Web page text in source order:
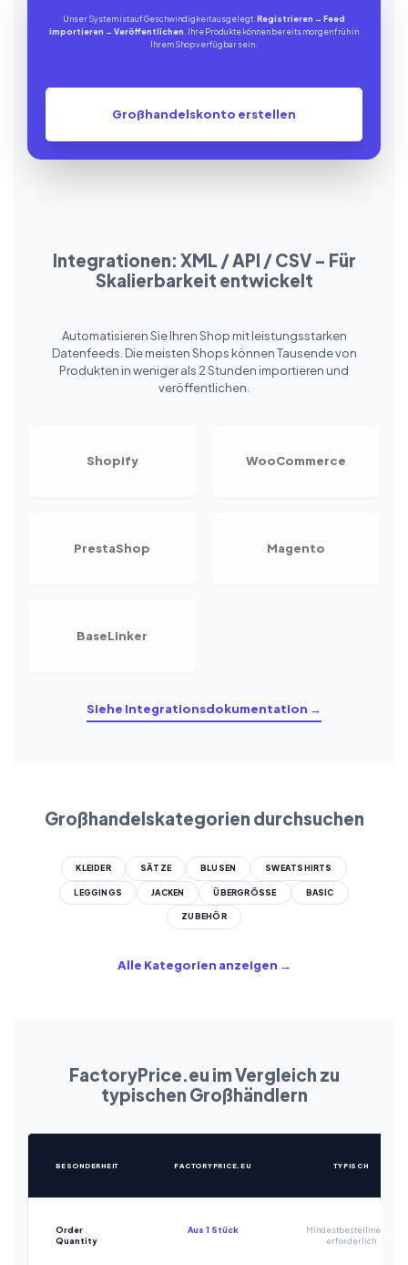
Unser System ist auf Geschwindigkeit ausgelegt. Registrieren → Feed
importieren → Veröffentlichen . Ihre Produkte können bereits morgen früh in
Ihrem Shop verfügbar sein.
Großhandelskonto erstellen
Integrationen: XML / API / CSV – Für
Skalierbarkeit entwickelt
Automatisieren Sie Ihren Shop mit leistungsstarken
Datenfeeds. Die meisten Shops können Tausende von
Produkten in weniger als 2 Stunden importieren und
veröffentlichen.
Shopify WooCommerce
PrestaShop Magento
BaseLinker
Siehe Integrationsdokumentation →
Großhandelskategorien durchsuchen
KLEIDER SÄTZE BLUSEN SWEATSHIRTS
LEGGINGS JACKEN ÜBERGRÖSSE BASIC
ZUBEHÖR
Alle Kategorien anzeigen →
FactoryPrice.eu im Vergleich zu
typischen Großhändlern
BESONDERHEIT FACTORYPRICE.EU TYPISCH
Order
Quantity
Aus 1 Stück
Mindestbestellmenge
erforderlich